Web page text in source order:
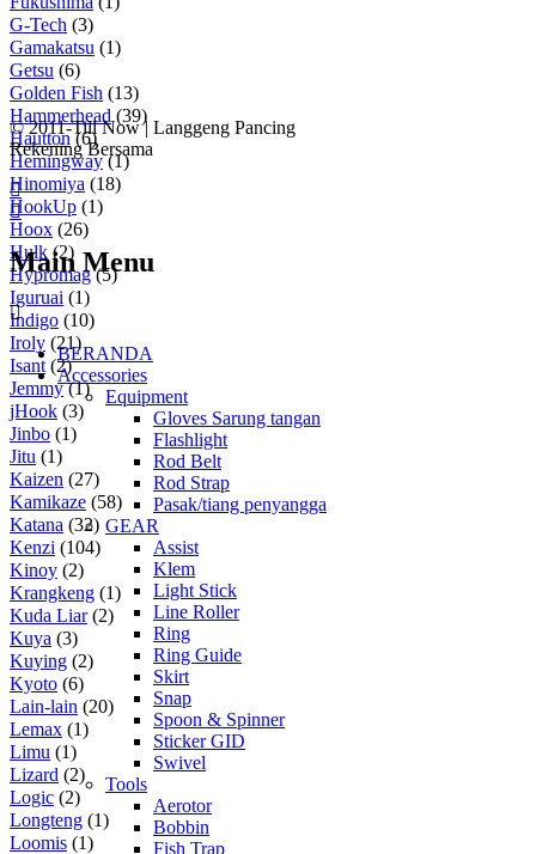
G-Tech (3)
Gamakatsu (1)
Getsu (6)
Golden Fish (13)
Hammerhead (39)
Hautton (6)
Hemingway (1)
Hinomiya (18)
HookUp (1)
Hoox (26)
Hulk (2)
Hypromag (5)
Iguruai (1)
Indigo (10)
Iroly (21)
Isant (2)
Jemmy (1)
jHook (3)
Jinbo (1)
Jitu (1)
Kaizen (27)
Kamikaze (58)
Katana (32)
Kenzi (104)
Kinoy (2)
Krangkeng (1)
Kuda Liar (2)
Kuya (3)
Kuying (2)
Kyoto (6)
Lain-lain (20)
Lemax (1)
Limu (1)
Lizard (2)
Logic (2)
Longteng (1)
Loomis (1)
© 2011-Till Now | Langgeng Pancing
Rekening Bersama
Main Menu
BERANDA
Accessories
Equipment
Gloves Sarung tangan
Flashlight
Rod Belt
Rod Strap
Pasak/tiang penyangga
GEAR
Assist
Klem
Light Stick
Line Roller
Ring
Ring Guide
Skirt
Snap
Spoon & Spinner
Sticker GID
Swivel
Tools
Aerotor
Bobbin
Fish Trap